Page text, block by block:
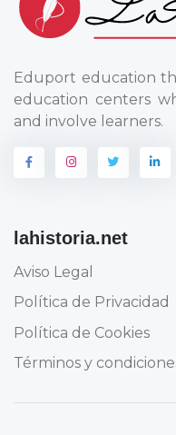
Eduport education
education centers
and involve learners.
lahistoria.net
Aviso Legal
Política de Privacidad
Política de Cookies
Términos y